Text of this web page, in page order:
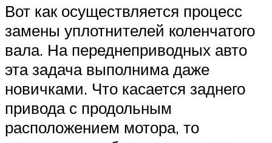
Вот как осуществляется процесс
замены уплотнителей коленчатого
вала. На переднеприводных авто
эта задача выполнима даже
новичками. Что касается заднего
привода с продольным
расположением мотора, то